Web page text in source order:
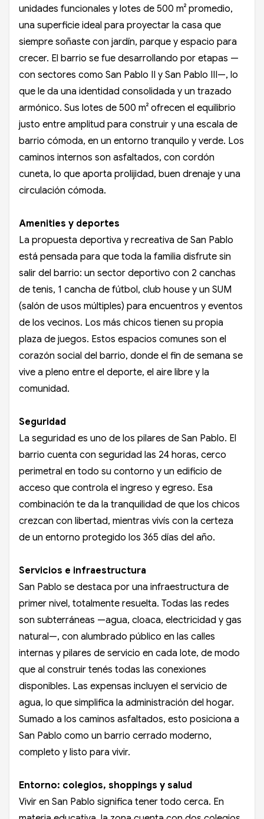
unidades funcionales y lotes de 500 m² promedio,
una superficie ideal para proyectar la casa que
siempre soñaste con jardín, parque y espacio para
crecer. El barrio se fue desarrollando por etapas —
con sectores como San Pablo II y San Pablo III—, lo
que le da una identidad consolidada y un trazado
armónico. Sus lotes de 500 m² ofrecen el equilibrio
justo entre amplitud para construir y una escala de
barrio cómoda, en un entorno tranquilo y verde. Los
caminos internos son asfaltados, con cordón
cuneta, lo que aporta prolijidad, buen drenaje y una
circulación cómoda.
Amenities y deportes
La propuesta deportiva y recreativa de San Pablo
está pensada para que toda la familia disfrute sin
salir del barrio: un sector deportivo con 2 canchas
de tenis, 1 cancha de fútbol, club house y un SUM
(salón de usos múltiples) para encuentros y eventos
de los vecinos. Los más chicos tienen su propia
plaza de juegos. Estos espacios comunes son el
corazón social del barrio, donde el fin de semana se
vive a pleno entre el deporte, el aire libre y la
comunidad.
Seguridad
La seguridad es uno de los pilares de San Pablo. El
barrio cuenta con seguridad las 24 horas, cerco
perimetral en todo su contorno y un edificio de
acceso que controla el ingreso y egreso. Esa
combinación te da la tranquilidad de que los chicos
crezcan con libertad, mientras vivís con la certeza
de un entorno protegido los 365 días del año.
Servicios e infraestructura
San Pablo se destaca por una infraestructura de
primer nivel, totalmente resuelta. Todas las redes
son subterráneas —agua, cloaca, electricidad y gas
natural—, con alumbrado público en las calles
internas y pilares de servicio en cada lote, de modo
que al construir tenés todas las conexiones
disponibles. Las expensas incluyen el servicio de
agua, lo que simplifica la administración del hogar.
Sumado a los caminos asfaltados, esto posiciona a
San Pablo como un barrio cerrado moderno,
completo y listo para vivir.
Entorno: colegios, shoppings y salud
Vivir en San Pablo significa tener todo cerca. En